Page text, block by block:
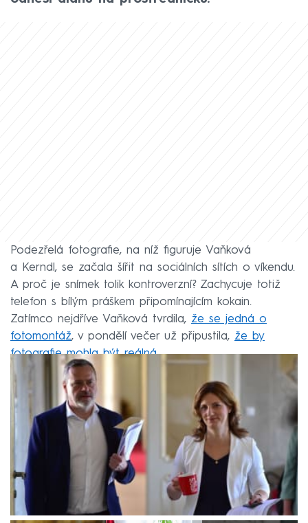
Podezřelá fotografie, na níž figuruje Vaňková
a Kerndl, se začala šířit na sociálních sítích o víkendu.
A proč je snímek tolik kontroverzní? Zachycuje totiž
telefon s bílým práškem připomínajícím kokain.
Zatímco nejdříve Vaňková tvrdila, že se jedná o
fotomontáž, v pondělí večer už připustila, že by
fotografie mohla být reálná.